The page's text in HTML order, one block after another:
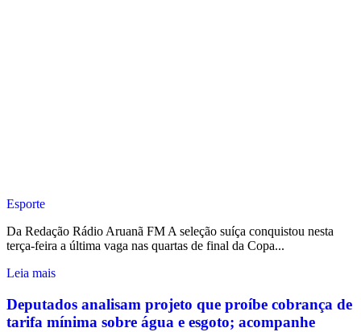
Esporte
Da Redação Rádio Aruanã FM A seleção suíça conquistou nesta
terça-feira a última vaga nas quartas de final da Copa...
Leia mais
Deputados analisam projeto que proíbe cobrança de
tarifa mínima sobre água e esgoto; acompanhe